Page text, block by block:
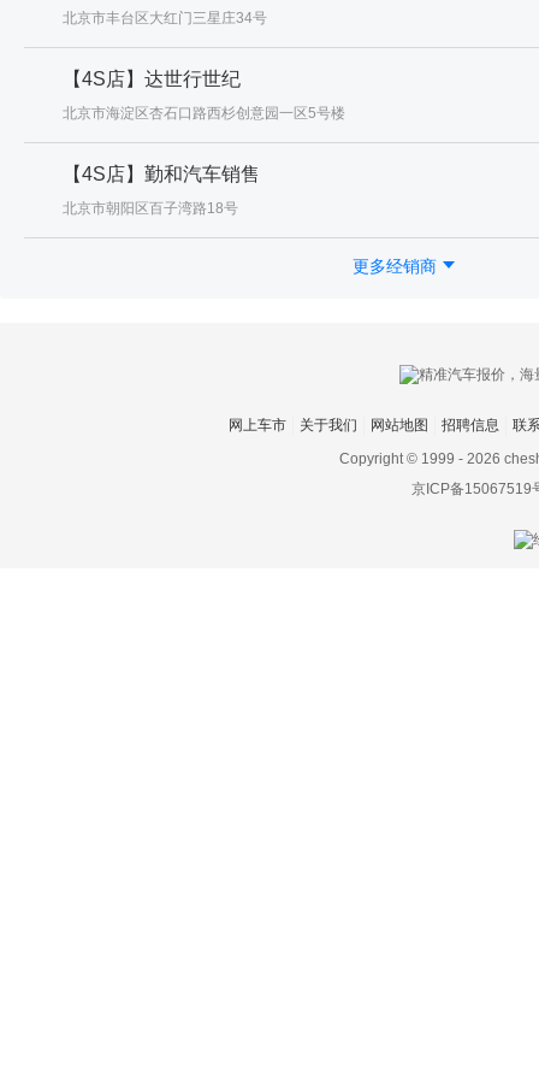
北京市丰台区大红门三星庄34号
【4S店】达世行世纪
北京市海淀区杏石口路西杉创意园一区5号楼
【4S店】勤和汽车销售
北京市朝阳区百子湾路18号
更多经销商
网上车市 关于我们 网站地图 招聘信息
联
Copyright © 1999 - 2026
京ICP备15067519